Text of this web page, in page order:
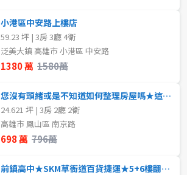
小港區中安路上樓店
59.23 坪 | 3房 3廳 4衛
泛美大鎮 高雄市 小港區 中安路
1380 萬 1580萬
您沒有頭緒或是不知道如何整理房屋嗎★這間絕對可以
24.621 坪 | 3房 2廳 2衛
高雄市 鳳山區 南京路
698 萬 796萬
前鎮高中★SKM草衙道百貨捷運★5+6樓翻新美寓